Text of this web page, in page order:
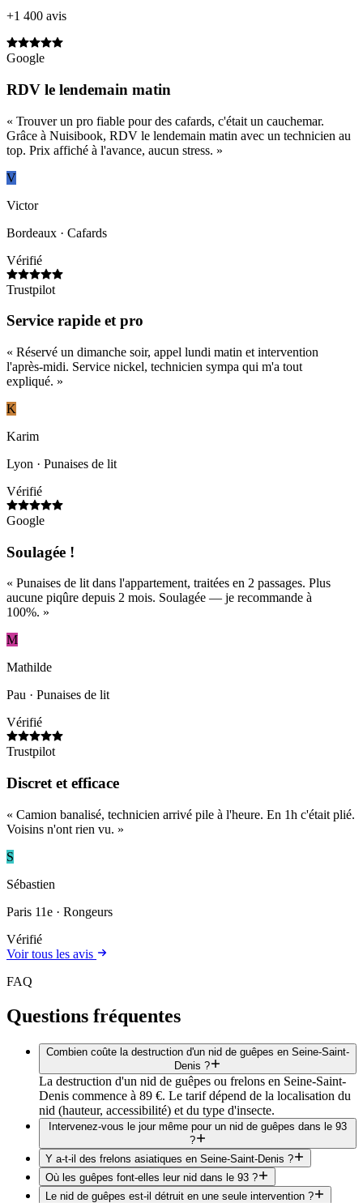
+1 400 avis
Google
RDV le lendemain matin
« Trouver un pro fiable pour des cafards, c'était un cauchemar.
Grâce à Nuisibook, RDV le lendemain matin avec un technicien au
top. Prix affiché à l'avance, aucun stress. »
V
Victor
Bordeaux · Cafards
Vérifié
Trustpilot
Service rapide et pro
« Réservé un dimanche soir, appel lundi matin et intervention
l'après-midi. Service nickel, technicien sympa qui m'a tout
expliqué. »
K
Karim
Lyon · Punaises de lit
Vérifié
Google
Soulagée !
« Punaises de lit dans l'appartement, traitées en 2 passages. Plus
aucune piqûre depuis 2 mois. Soulagée — je recommande à
100%. »
M
Mathilde
Pau · Punaises de lit
Vérifié
Trustpilot
Discret et efficace
« Camion banalisé, technicien arrivé pile à l'heure. En 1h c'était plié.
Voisins n'ont rien vu. »
S
Sébastien
Paris 11e · Rongeurs
Vérifié
Voir tous les avis
FAQ
Questions fréquentes
Combien coûte la destruction d'un nid de guêpes en Seine-Saint-
Denis ?
La destruction d'un nid de guêpes ou frelons en Seine-Saint-
Denis commence à 89 €. Le tarif dépend de la localisation du
nid (hauteur, accessibilité) et du type d'insecte.
Intervenez-vous le jour même pour un nid de guêpes dans le 93
?
Y a-t-il des frelons asiatiques en Seine-Saint-Denis ?
Où les guêpes font-elles leur nid dans le 93 ?
Le nid de guêpes est-il détruit en une seule intervention ?